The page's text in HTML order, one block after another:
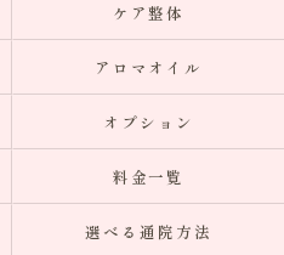
ケア整体
アロマオイル
オプション
料金一覧
選べる通院方法